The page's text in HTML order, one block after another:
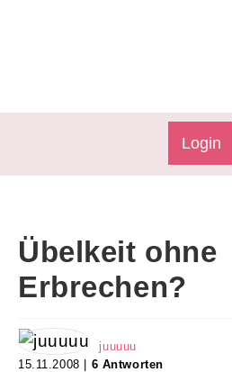
Login
Übelkeit ohne
Erbrechen?
juuuuu
15.11.2008 | 6 Antworten